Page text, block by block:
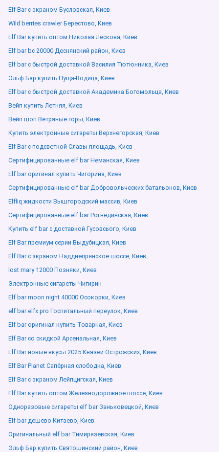
Elf Bar с экраном Бусловская, Киев
Wild berries crawler Берестово, Киев
Elf Bar купить оптом Николая Лескова, Киев
Elf bar bc 20000 Деснянский район, Киев
Elf bar с быстрой доставкой Василия Тютюнника, Киев
Эльф Бар купить Пуща-Водица, Киев
Elf bar с быстрой доставкой Академика Богомольца, Киев
Вейп купить Летняя, Киев
Вейп шоп Ветряные горы, Киев
Купить электронные сигареты Верхнегорская, Киев
Elf Bar с подсветкой Славы площадь, Киев
Сертифицированные elf bar Неманская, Киев
Elf bar оригинал купить Чигорина, Киев
Сертифицированные elf bar Добровольческих батальонов, Киев
Elfliq жидкости Вышгородский массив, Киев
Сертифицированные elf bar Рогнединская, Киев
Купить elf bar с доставкой Гусовсього, Киев
Elf Bar премиум серии Выдубицкая, Киев
Elf Bar с экраном Надднепрянское шоссе, Киев
lost mary 12000 Позняки, Киев
Электронные сигареты Чигирин
Elf bar moon night 40000 Осокорки, Киев
elf bar elfx pro Госпитальный переулок, Киев
Elf bar оригинал купить Товарная, Киев
Elf Bar со скидкой Арсенальная, Киев
Elf Bar новые вкусы 2025 Князей Острожских, Киев
Elf Bar Planet Сапёрная слободка, Киев
Elf Bar с экраном Лейпцигская, Киев
Elf Bar купить оптом Железнодорожное шоссе, Киев
Одноразовые сигареты elf bar Заньковецкой, Киев
Elf bar дешево Китаево, Киев
Оригинальный elf bar Тимирязевская, Киев
Эльф Бар купить Святошинский район, Киев